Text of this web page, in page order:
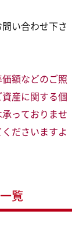
い合わせ下さ
額などのご照
産に関する個
っておりませ
ださいますよ
覧